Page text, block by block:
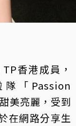
香港成員，
「Passion
美亮麗，受到
在網路分享生